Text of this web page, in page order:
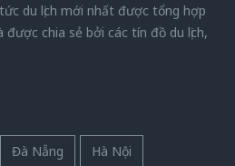
du lịch mới nhất được tổng hợp
được chia sẻ bởi các tín đồ du lịch,
Đà Nẵng Hà Nội